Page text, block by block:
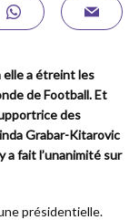
elle a étreint les
de Football. Et
des
Grabar-Kitarovic
a fait l’unanimité sur
présidentielle.